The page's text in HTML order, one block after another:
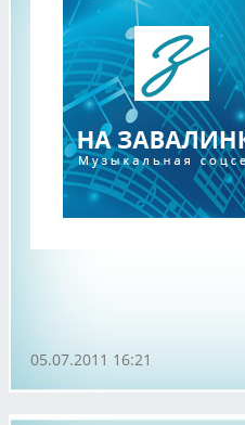
05.07.2011 16:21